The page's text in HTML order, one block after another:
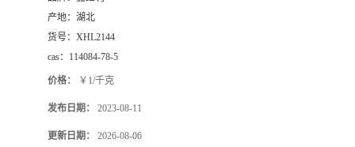
产地： 湖北
货号： XHL2144
cas： 114084-78-5
价格： ￥1/千克
发布日期： 2023-08-11
更新日期： 2026-08-06